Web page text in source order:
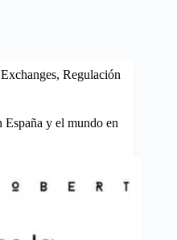
Exchanges, Regulación
y el mundo en